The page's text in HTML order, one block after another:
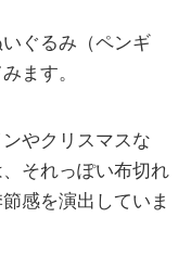
ぐるみ（ペンギ
ます。
やクリスマスな
それっぽい布切れ
感を演出していま